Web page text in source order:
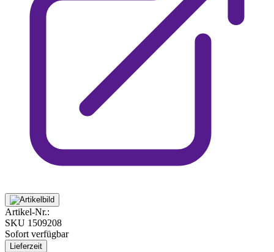
Artikel-Nr.:
SKU 1509208
Sofort verfügbar
Lieferzeit